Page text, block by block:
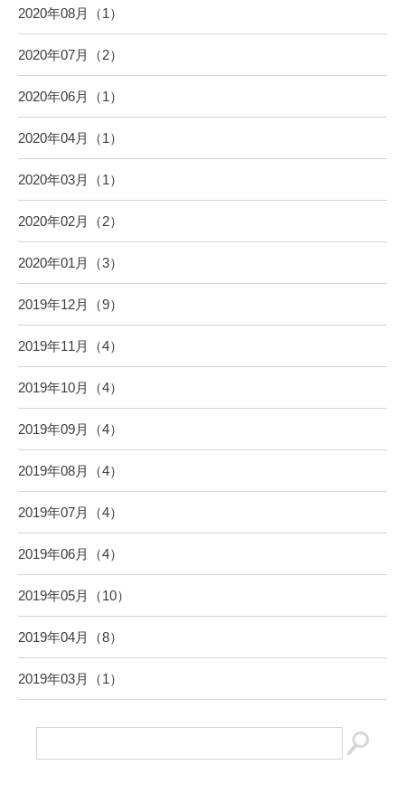
2020年08月（1）
2020年07月（2）
2020年06月（1）
2020年04月（1）
2020年03月（1）
2020年02月（2）
2020年01月（3）
2019年12月（9）
2019年11月（4）
2019年10月（4）
2019年09月（4）
2019年08月（4）
2019年07月（4）
2019年06月（4）
2019年05月（10）
2019年04月（8）
2019年03月（1）